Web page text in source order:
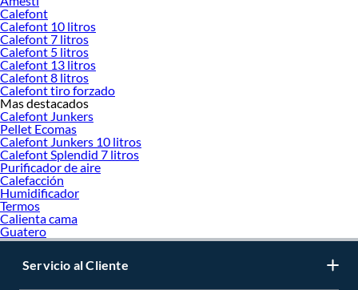
Calefont
Calefont 10 litros
Calefont 7 litros
Calefont 5 litros
Calefont 13 litros
Calefont 8 litros
Calefont tiro forzado
Mas destacados
Calefont Junkers
Pellet Ecomas
Calefont Junkers 10 litros
Calefont Splendid 7 litros
Purificador de aire
Calefacción
Humidificador
Termos
Calienta cama
Guatero
Servicio al Cliente